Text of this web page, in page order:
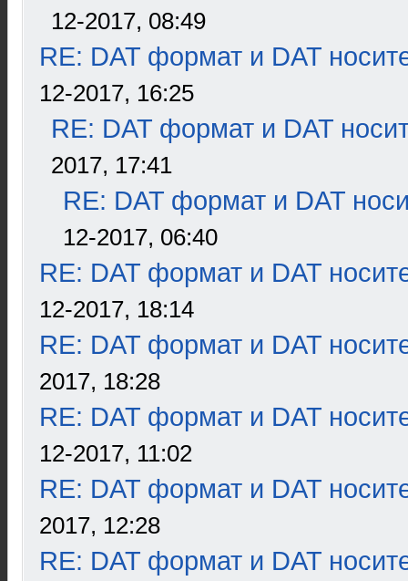
12-2017, 08:49
RE: DAT формат и DAT
12-2017, 16:25
RE: DAT формат и DAT
2017, 17:41
RE: DAT формат и DAT
12-2017, 06:40
RE: DAT формат и DAT
12-2017, 18:14
RE: DAT формат и DAT
2017, 18:28
RE: DAT формат и DAT
12-2017, 11:02
RE: DAT формат и DAT
2017, 12:28
RE: DAT формат и DAT